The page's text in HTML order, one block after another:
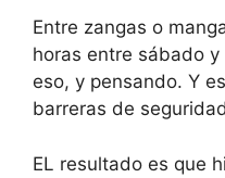
Entre zangas o
horas entre sábado
eso, y pensando. Y
barreras de
EL resultado es que